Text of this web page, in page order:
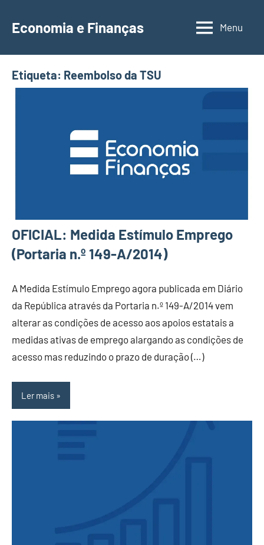
para
conteúdo
Economia e Finanças
Depósitos
IRS,
Finanças
Menu
Etiqueta: Reembolso da TSU
OFICIAL: Medida Estímulo Emprego
(Portaria n.º 149-A/2014)
A Medida Estímulo Emprego agora publicada em Diário
da República através da Portaria n.º 149-A/2014 vem
alterar as condições de acesso aos apoios estatais a
medidas ativas de emprego alargando as condições de
acesso mas reduzindo o prazo de duração (…)
Ler mais